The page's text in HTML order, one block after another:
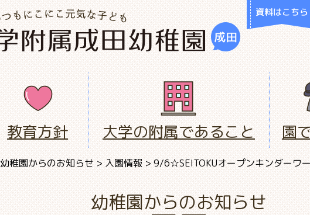
資料はこちら
教育方針 大学の附属であること 園
幼稚園からのお知らせ>入園情報>9/6☆SEITOKUオープンキンダーワ
幼稚園からのお知らせ